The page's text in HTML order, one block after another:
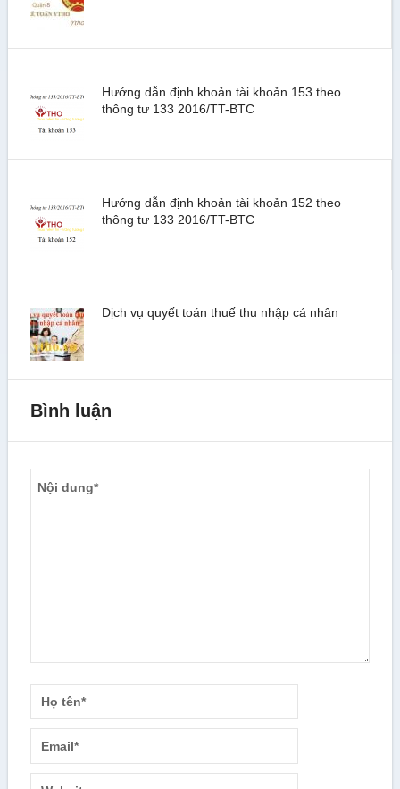
Hướng dẫn định khoản tài khoản 153 theo
thông tư 133 2016/TT-BTC
Hướng dẫn định khoản tài khoản 152 theo
thông tư 133 2016/TT-BTC
Dịch vụ quyết toán thuế thu nhập cá nhân
Bình luận